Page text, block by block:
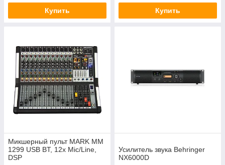
Купить Купить
Микшерный пульт MARK MM
1299 USB BT, 12x Mic/Line,
DSP
Усилитель звука Behringer
NX6000D